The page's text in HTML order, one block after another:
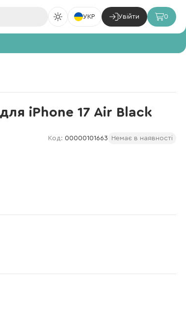
УКР Увійти 0
iPhone 17 Air Black
Код: 00000101663 Немає в наявності